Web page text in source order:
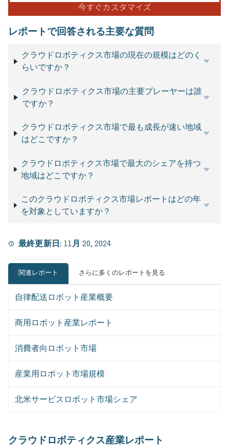
レポートで回答される主要な質問
クラウドロボティクス市場の現在の規模はどのく
らいですか？
クラウドロボティクス市場の主要プレーヤーは誰
ですか？
クラウドロボティクス市場で最も成長が速い地域
はどこですか？
クラウドロボティクス市場で最大のシェアを持つ
地域はどこですか？
このクラウドロボティクス市場レポートはどの年
を対象としていますか？
最終更新日: 11月 20, 2024
関連レポート さらに多くのレポートを見る
自律配送ロボット産業概要
商用ロボット産業レポート
消費者向ロボット市場
産業用ロボット市場規模
北米サービスロボット市場シェア
クラウドロボティクス産業レポート